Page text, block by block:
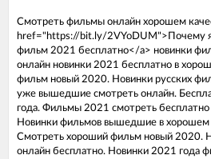
Смотреть фильмы онлайн хорошем
href="https://bit.ly/2VYoDUM">Почему
фильм 2021 бесплатно</a> новинки
онлайн новинки 2021 бесплатно в
фильм новый 2020. Новинки русских
уже вышедшие смотреть онлайн.
года. Фильмы 2021 смотреть бесплатно
Новинки фильмов вышедшие в хорошем
Смотреть хороший фильм новый 2020.
онлайн бесплатно. Новинки 2021 года